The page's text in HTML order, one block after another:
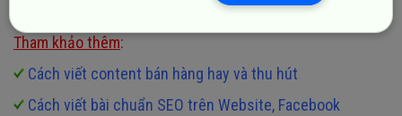
Tham khảo thêm:
Cách viết content bán hàng hay và thu hút
Cách viết bài chuẩn SEO trên Website, Facebook